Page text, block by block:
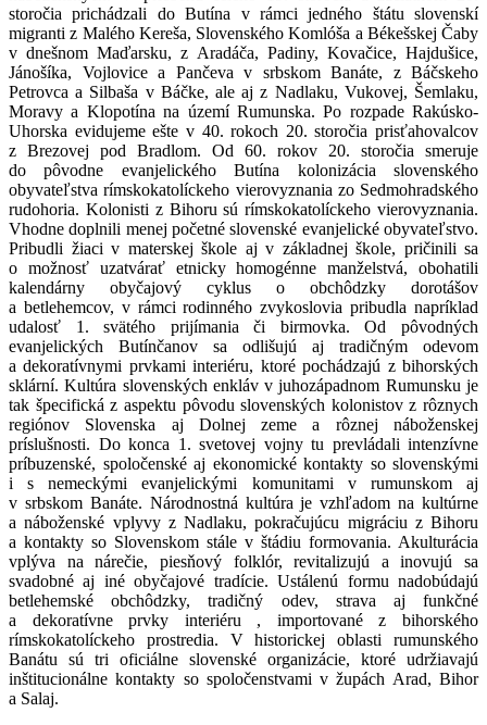
storočia prichádzali do Butína v rámci jedného štátu slovenskí
migranti z Malého Kereša, Slovenského Komlóša a Békešskej Čaby
v dnešnom Maďarsku, z Aradáča, Padiny, Kovačice, Hajdušice,
Jánošíka, Vojlovice a Pančeva v srbskom Banáte, z Báčskeho
Petrovca a Silbaša v Báčke, ale aj z Nadlaku, Vukovej, Šemlaku,
Moravy a Klopotína na území Rumunska. Po rozpade Rakúsko-
Uhorska evidujeme ešte v 40. rokoch 20. storočia prisťahovalcov
z Brezovej pod Bradlom. Od 60. rokov 20. storočia smeruje
do pôvodne evanjelického Butína kolonizácia slovenského
obyvateľstva rímskokatolíckeho vierovyznania zo Sedmohradského
rudohoria. Kolonisti z Bihoru sú rímskokatolíckeho vierovyznania.
Vhodne doplnili menej početné slovenské evanjelické obyvateľstvo.
Pribudli žiaci v materskej škole aj v základnej škole, pričinili sa
o možnosť uzatvárať etnicky homogénne manželstvá, obohatili
kalendárny obyčajový cyklus o obchôdzky dorotášov
a betlehemcov, v rámci rodinného zvykoslovia pribudla napríklad
udalosť 1. svätého prijímania či birmovka. Od pôvodných
evanjelických Butínčanov sa odlišujú aj tradičným odevom
a dekoratívnymi prvkami interiéru, ktoré pochádzajú z bihorských
sklární. Kultúra slovenských enkláv v juhozápadnom Rumunsku je
tak špecifická z aspektu pôvodu slovenských kolonistov z rôznych
regiónov Slovenska aj Dolnej zeme a rôznej náboženskej
príslušnosti. Do konca 1. svetovej vojny tu prevládali intenzívne
príbuzenské, spoločenské aj ekonomické kontakty so slovenskými
i s nemeckými evanjelickými komunitami v rumunskom aj
v srbskom Banáte. Národnostná kultúra je vzhľadom na kultúrne
a náboženské vplyvy z Nadlaku, pokračujúcu migráciu z Bihoru
a kontakty so Slovenskom stále v štádiu formovania. Akulturácia
vplýva na nárečie, piesňový folklór, revitalizujú a inovujú sa
svadobné aj iné obyčajové tradície. Ustálenú formu nadobúdajú
betlehemské obchôdzky, tradičný odev, strava aj funkčné
a dekoratívne prvky interiéru , importované z bihorského
rímskokatolíckeho prostredia. V historickej oblasti rumunského
Banátu sú tri oficiálne slovenské organizácie, ktoré udržiavajú
inštitucionálne kontakty so spoločenstvami v župách Arad, Bihor
a Salaj.